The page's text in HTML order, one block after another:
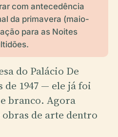
com antecedência
da primavera (maio-
para as Noites
do Palácio De
de 1947 — ele já foi
branco. Agora
de arte dentro